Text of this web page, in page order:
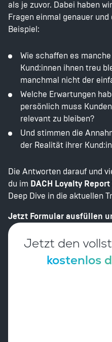
als je zuvor. Dabei haben
Fragen einmal genauer
Beispiel:
Wie schaffen es
Kund:innen ihnen treu
manchmal nicht der
Welche Erwartungen
persönlich muss
relevant zu bleiben?
Und stimmen die
der Realität ihrer
Die Antworten darauf und
du im DACH Loyalty Report
Deep Dive in die aktuellen
Jetzt Formular ausfüllen
Jetzt den
kostenlos